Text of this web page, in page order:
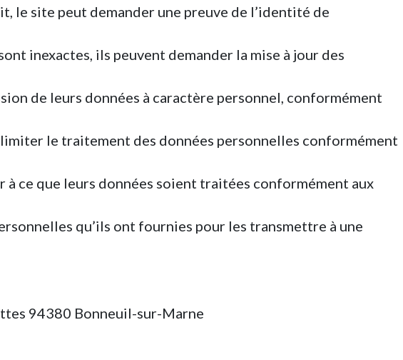
le site peut demander une preuve de l’identité de
inexactes, ils peuvent demander la mise à jour des
de leurs données à caractère personnel, conformément
le traitement des données personnelles conformément
à ce que leurs données soient traitées conformément aux
qu’ils ont fournies pour les transmettre à une
94380 Bonneuil-sur-Marne